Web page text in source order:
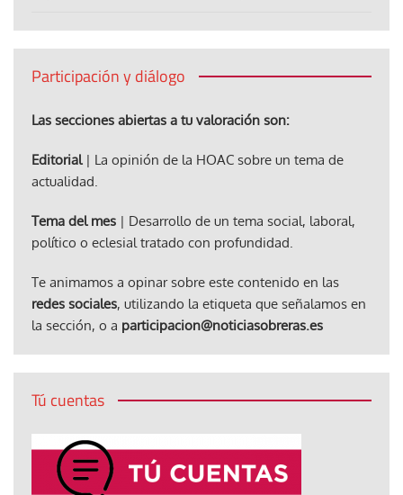
Participación y diálogo
Las secciones abiertas a tu valoración son:
Editorial| La opinión de la HOAC sobre un tema de
actualidad.
Tema del mes | Desarrollo de un tema social, laboral,
político o eclesial tratado con profundidad.
Te animamos a opinar sobre este contenido en las
redes sociales, utilizando la etiqueta que señalamos en
la sección, o a participacion@noticiasobreras.es
Tú cuentas